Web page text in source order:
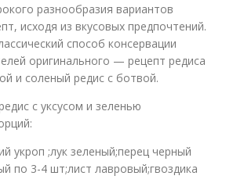
разнообразия вариантов
исходя из вкусовых предпочтений.
способ консервации
оригинального — рецепт редиса
и соленый редис с ботвой.
с уксусом и зеленью
укроп ;лук зеленый;перец черный
по 3-4 шт;лист лавровый;гвоздика